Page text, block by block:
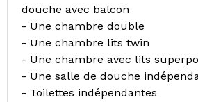
douche avec balcon
- Une chambre double
- Une chambre lits twin
- Une chambre avec lits
- Une salle de douche
- Toilettes indépendantes